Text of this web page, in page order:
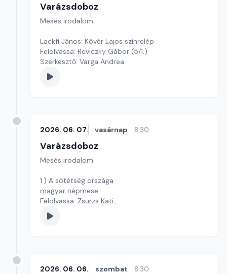
Varázsdoboz
Mesés irodalom
Lackfi János: Kövér Lajos színrelép
Felolvassa: Reviczky Gábor (5/1.)
Szerkesztő: Varga Andrea
2026. 06. 07. vasárnap 8:30
Varázsdoboz
Mesés irodalom
1.) A sötétség országa
magyar népmese
Felolvassa: Zsurzs Kati
Szerkesztő: Varga Andrea
2026. 06. 06. szombat 8:30